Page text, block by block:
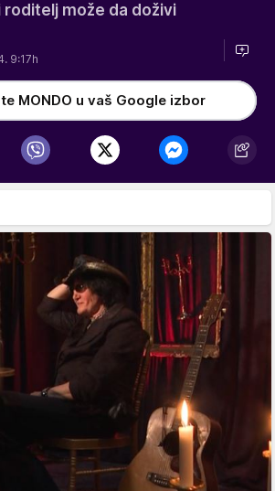
roditelj može da doživi
9:17h
MONDO u vaš Google izbor